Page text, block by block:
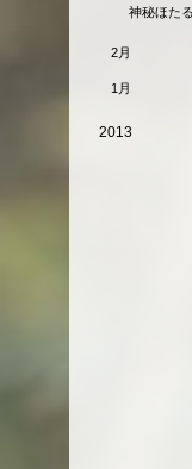
神秘ほた
2月
1月
2013